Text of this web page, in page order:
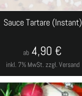
Sauce Tartare (Instant)
inkl. 7% MwSt. zzgl. Versand
ab 4,90 €